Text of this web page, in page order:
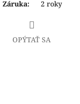
Záruka: 2 roky
OPÝTAŤ SA